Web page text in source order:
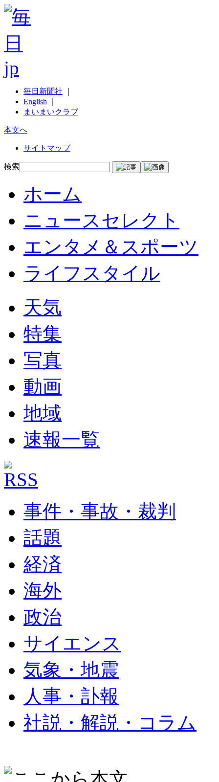
毎日新聞社
English
まいまいクラブ
本文へ
サイトマップ
検索
ホーム
ニュースセレクト
エンタメ＆スポーツ
ライフスタイル
天気
特集
写真
動画
地域
速報一覧
事件・事故・裁判
話題
経済
海外
政治
サイエンス
気象・地震
人事・訃報
社説・解説・コラム